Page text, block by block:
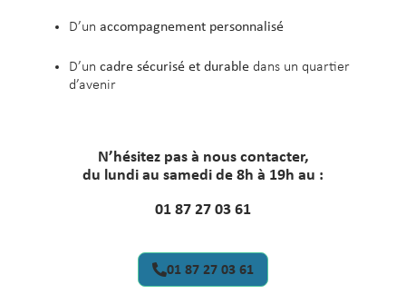
D’un accompagnement personnalisé
D’un cadre sécurisé et durable dans un quartier
d’avenir
N’hésitez pas à nous contacter,
du lundi au samedi de 8h à 19h au :
01 87 27 03 61
01 87 27 03 61